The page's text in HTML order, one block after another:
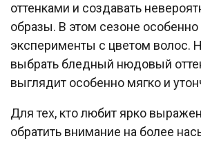
оттенками и создавать
образы. В этом сезоне
эксперименты с цветом волос.
выбрать бледный нюдовый
выглядит особенно мягко и
Для тех, кто любит ярко
обратить внимание на более